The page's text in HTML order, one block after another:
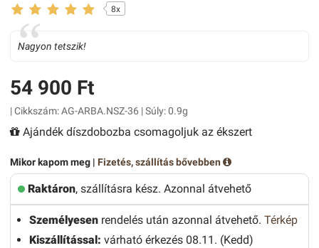
8x
Nagyon tetszik!
54 900 Ft
| Cikkszám: AG-ARBA.NSZ-36 | Súly: 0.9g
Ajándék díszdobozba csomagoljuk az ékszert
Mikor kapom meg | Fizetés, szállítás bővebben
Raktáron, szállításra kész. Azonnal átvehető
Személyesen rendelés után azonnal átvehető. Térkép
Kiszállítással: várható érkezés 08.11. (Kedd)